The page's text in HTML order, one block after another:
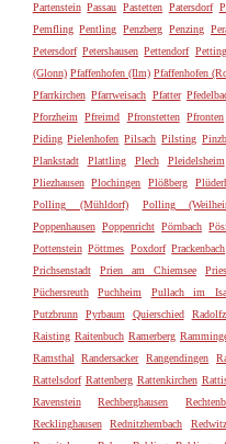
Partenstein Passau Pastetten Patersdorf
Pemfling Pentling Penzberg Penzing
Petersdorf Petershausen Pettendorf Petting
(Glonn) Pfaffenhofen (Ilm) Pfaffenhofen
Pfarrkirchen Pfarrweisach Pfatter
Pforzheim
Pfreimd Pfronstetten Pfronten
Piding Pielenhofen Pilsach Pilsting
Plankstadt
Plattling Plech Pleidelsheim
Pliezhausen
Plochingen Plößberg
Polling (Mühldorf)
Polling
Poppenhausen Poppenricht Pörnbach
Pottenstein Pöttmes Poxdorf Prackenbach
Prichsenstadt
Prien am Chiemsee
Püchersreuth
Puchheim Pullach im
Putzbrunn
Pyrbaum Quierschied
Raisting Raitenbuch Ramerberg
Ramsthal
Randersacker Rangendingen
Rattelsdorf Rattenberg Rattenkirchen
Ravenstein
Rechberghausen
Recklinghausen
Rednitzhembach